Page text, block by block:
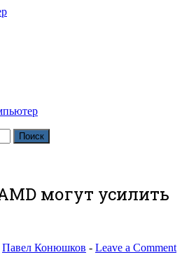
могут усилить
Павел Конюшков - Leave a Comment